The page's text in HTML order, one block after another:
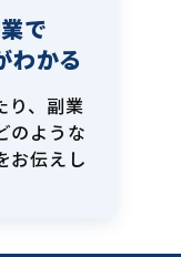
で
わかる
り、副業
のような
お伝えし